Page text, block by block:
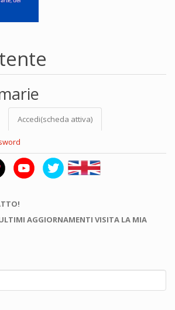
Accedi(scheda attiva)
ULTIMI AGGIORNAMENTI VISITA LA MIA